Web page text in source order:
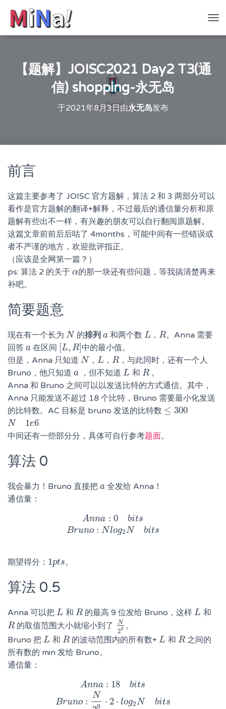
换
【题解】JOISC2021 Day2 T3(通
信) shopping-永无岛
于2021年8月3日由永无岛发布
前言
这篇主要参考了 JOISC 官方题解，算法 2 和 3 两部分可以
看作是官方题解的翻译+解释，不过最后的通信量分析和原
题解有些出不一样，有兴趣的朋友可以自行翻阅原题解。
这篇文章前前后后咕了 4months，可能中间有一些错误或
者不严谨的地方，欢迎批评指正。
（应该是全网第一篇？）
ps: 算法 2 的关于 α
α的那一块还有些问题，等我搞清楚再来
补吧。
简要题意
现在有一个长为 N
N 的排列 a
a 和两个数L ， R
L， R 。Anna 需要
回答 a
a 在区间 [L, R]
[L,R] 中的最小值。
但是，Anna 只知道 N ， L ， R
N， L，R
，与此同时，还有一个人
Bruno，他只知道 a
a ，但不知道L
L 和 R
R 。
Anna 和 Bruno 之间可以以发送比特的方式通信。其中，
Anna 只能发送不超过 18 个比特，Bruno 需要最小化发送
的比特数。AC 目标是 bruno 发送的比特数 ≤ 300
≤300
N 1e6
N1
6
中间还有一些部分分，具体可自行参考题面。
算法 0
我会暴力！Bruno 直接把 a
a 全发给 Anna！
通信量：
Anna : 0 bits
Bruno : Nlog2N bits
0bitsBr u no Nlog
期望得分： 1pts
1pts。
算法 0.5
Anna 可以把 L
L 和 R
R 的最高 9 位发给 Bruno，这样L
L 和
R
R 的取值范围大小就缩小到了 N
29
N29
。
Bruno 把 L
L 和 R
R 的波动范围内的所有数+L
L 和 R
R 之间的
所有数的 min 发给 Bruno。
通信量：
Anna : 18 bits
Bruno :
N
9 ⋅ 2 ⋅ log2N bits
bitsBru n o:N 9·2·lo